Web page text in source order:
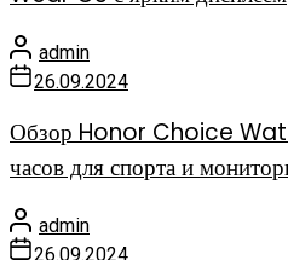
admin
26.09.2024
Обзор Honor Choice
часов для спорта и
admin
26.09.2024